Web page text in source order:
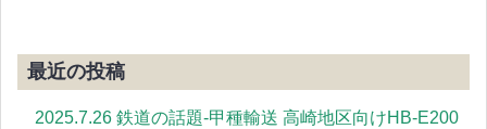
最近の投稿
2025.7.26 鉄道の話題-甲種輸送 高崎地区向けHB-E200